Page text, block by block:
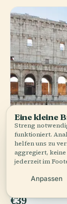
GETYOURGUIDE
Colosseum
Optional
4.2(28,085)check_small
€39
Eine kleine
Streng
funktioniert.
helfen uns zu
aggregiert,
jederzeit im
Anpassen